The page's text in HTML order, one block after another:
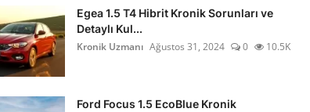
Egea 1.5 T4 Hibrit Kronik Sorunları ve
Detaylı Kul...
Kronik Uzmanı Ağustos 31, 2024 0 10.5K
Ford Focus 1.5 EcoBlue Kronik